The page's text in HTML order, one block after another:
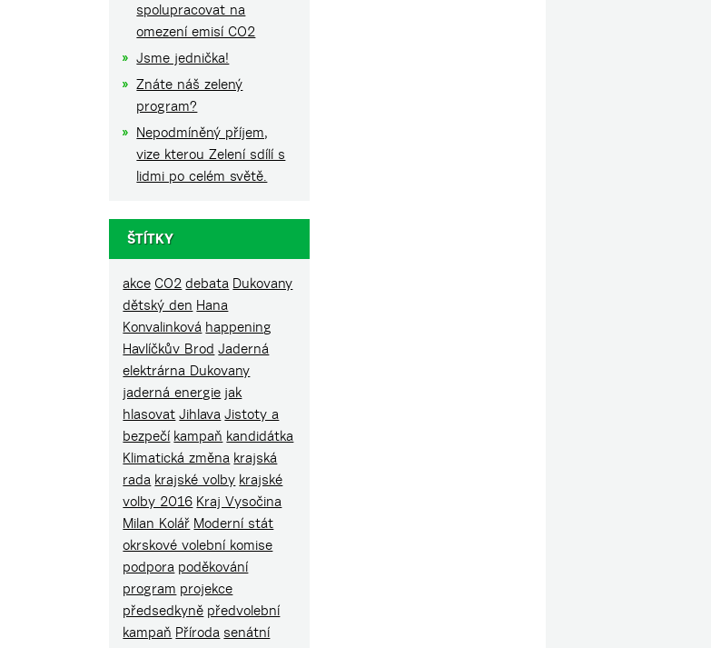
spolupracovat na
omezení emisí CO2
Jsme jednička!
Znáte náš zelený
program?
Nepodmíněný příjem,
vize kterou Zelení sdílí s
lidmi po celém světě.
ŠTÍTKY
akce CO2 debata Dukovany
dětský den Hana
Konvalinková happening
Havlíčkův Brod Jaderná
elektrárna Dukovany
jaderná energie jak
hlasovat Jihlava Jistoty a
bezpečí kampaň kandidátka
Klimatická změna krajská
rada krajské volby krajské
volby 2016 Kraj Vysočina
Milan Kolář Moderní stát
okrskové volební komise
podpora poděkování
program projekce
předsedkyně předvolební
kampaň Příroda senátní